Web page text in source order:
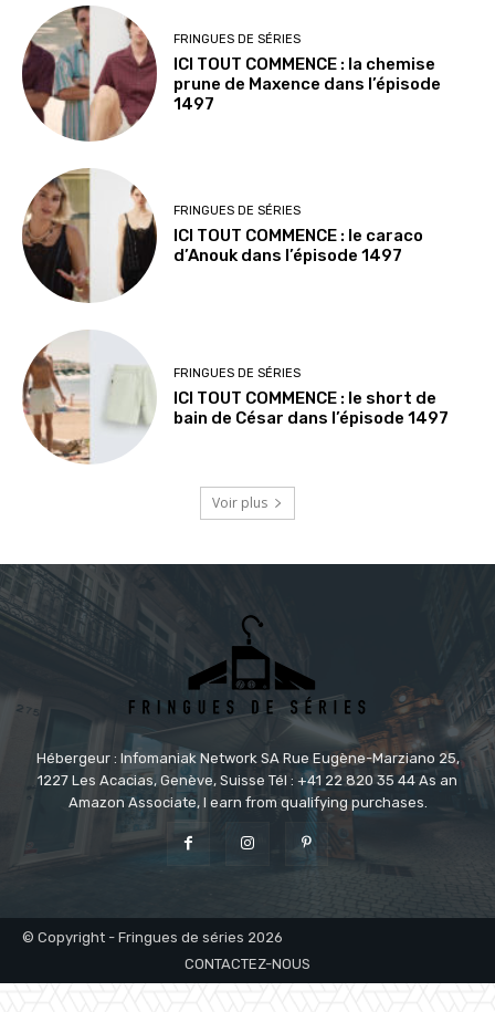
FRINGUES DE SÉRIES
ICI TOUT COMMENCE : la chemise
prune de Maxence dans l’épisode
1497
FRINGUES DE SÉRIES
ICI TOUT COMMENCE : le caraco
d’Anouk dans l’épisode 1497
FRINGUES DE SÉRIES
ICI TOUT COMMENCE : le short de
bain de César dans l’épisode 1497
Voir plus
Hébergeur : Infomaniak Network SA Rue Eugène-Marziano 25,
1227 Les Acacias, Genève, Suisse Tél : +41 22 820 35 44 As an
Amazon Associate, I earn from qualifying purchases.
© Copyright - Fringues de séries 2026
CONTACTEZ-NOUS